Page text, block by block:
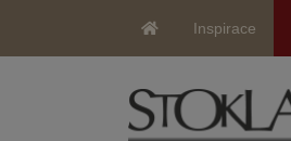
Inspirace